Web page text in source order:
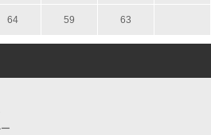
64 59 63